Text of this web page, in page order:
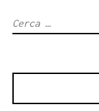
Ricerca